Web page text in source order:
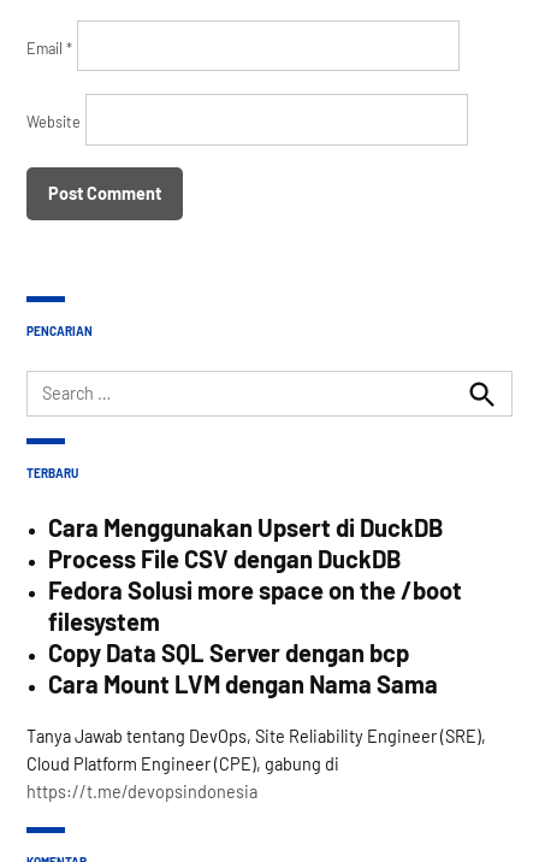
Email*
Website
PENCARIAN
Search
for:
Search
TERBARU
Cara Menggunakan Upsert di DuckDB
Process File CSV dengan DuckDB
Fedora Solusi more space on the /boot
filesystem
Copy Data SQL Server dengan bcp
Cara Mount LVM dengan Nama Sama
Tanya Jawab tentang DevOps, Site Reliability Engineer (SRE),
Cloud Platform Engineer (CPE), gabung di
https://t.me/devopsindonesia